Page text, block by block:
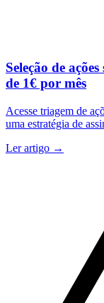
Seleção de
de 1€ por mês
Acesse triagem de
uma estratégia de
Ler artigo →